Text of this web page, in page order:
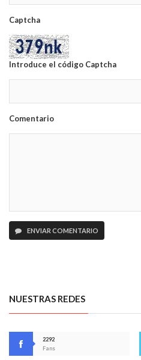
Captcha
Introduce el código Captcha
Comentario
ENVIAR COMENTARIO
NUESTRAS REDES
2292
Fans